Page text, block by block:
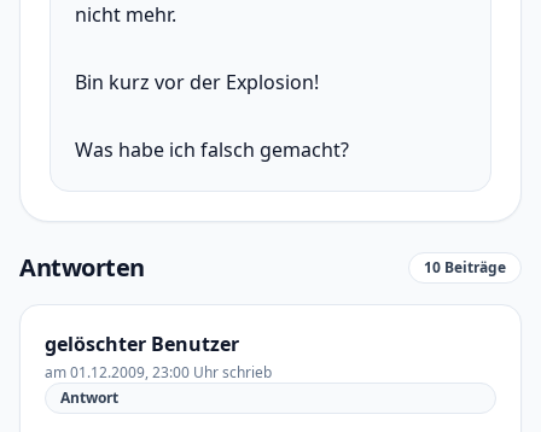
nicht mehr.
Bin kurz vor der Explosion!
Was habe ich falsch gemacht?
Antworten 10 Beiträge
gelöschter Benutzer
am 01.12.2009, 23:00 Uhr schrieb
Antwort